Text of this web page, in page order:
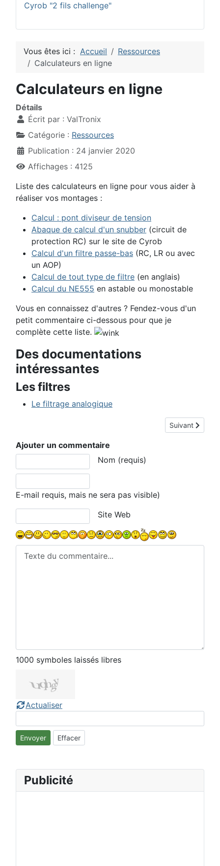
Cyrob "2 fils challenge"
Vous êtes ici : Accueil
Ressources
Calculateurs en ligne
Calculateurs en ligne
Détails
Écrit par : ValTronix
Catégorie : Ressources
Publication : 24 janvier 2020
Affichages : 4125
Liste des calculateurs en ligne pour vous aider à
réaliser vos montages :
Calcul : pont diviseur de tension
Abaque de calcul d'un snubber (circuit de
protection RC) sur le site de Cyrob
Calcul d'un filtre passe-bas (RC, LR ou avec
un AOP)
Calcul de tout type de filtre (en anglais)
Calcul du NE555 en astable ou monostable
Vous en connaissez d'autres ? Fendez-vous d'un
petit commentaire ci-dessous pour que je
complète cette liste.
Des documentations
intéressantes
Les filtres
Le filtrage analogique
Article suivant :
Suivant
Ajouter un commentaire
Nom (requis)
E-mail requis, mais ne sera pas visible)
Site Web
Texte du commentaire
1000 symboles laissés libres
Actualiser
Envoyer Effacer
Publicité